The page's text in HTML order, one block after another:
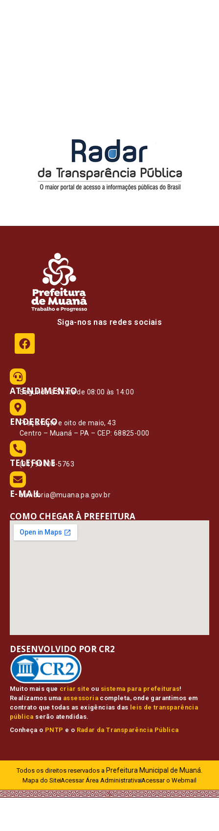
Siga-nos nas redes sociais
ATENDIMENTO
Segunda à Sexta de 08:00 às 14:00
ENDEREÇO
Praça vinte e oito de maio, 43
Centro – Muaná – PA – CEP: 68825-000
TELEFONE
(91) 99108-5763
E-MAIL
ouvidoria@muana.pa.gov.br
COMO CHEGAR À PREFEITURA
Muito mais que criar site ou sistema para prefeituras!
Realizamos uma assessoria completa, onde garantimos em
contrato que todas as exigências das leis de transparência
pública serão atendidas.
Conheça o PNTP e o Radar da Transparência Pública
DESENVOLVIDO POR CR2
Todos os direitos reservados a Prefeitura Municipal de Muaná.
Mapa do SiteAcessar Área AdministrativaAcessar o Webmail